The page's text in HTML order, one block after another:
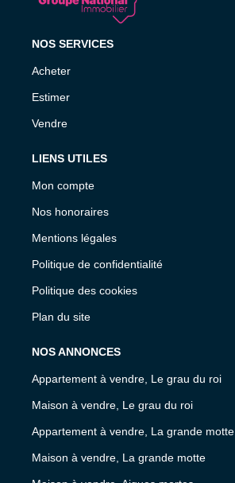
NOS SERVICES
Acheter
Estimer
Vendre
LIENS UTILES
Mon compte
Nos honoraires
Mentions légales
Politique de confidentialité
Politique des cookies
Plan du site
NOS ANNONCES
Appartement à vendre, Le grau du roi
Maison à vendre, Le grau du roi
Appartement à vendre, La grande motte
Maison à vendre, La grande motte